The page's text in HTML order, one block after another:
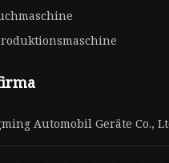
Automobil Geräte Co.,